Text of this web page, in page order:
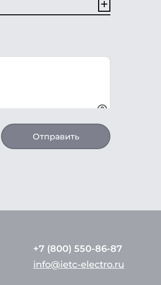
Отправить
+7 (800) 550-86-87
info@ietc-electro.ru